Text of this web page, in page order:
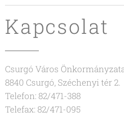
Kapcsolat
Csurgó Város
8840 Csurgó, Széchenyi tér 2.
Telefon: 82/471-388
Telefax: 82/471-095